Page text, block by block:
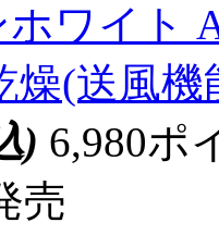
ワイト
燥(送風機
) 6,980ポ
売